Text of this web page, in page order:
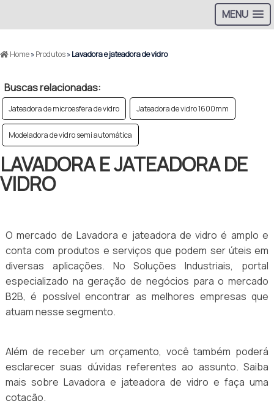
MENU
Home»Produtos»Lavadora e jateadora de vidro
Buscas relacionadas:
Jateadora de microesfera de vidro Jateadora de vidro 1600mm
Modeladora de vidro semi automática
LAVADORA E JATEADORA DE
VIDRO
O mercado de Lavadora e jateadora de vidro é amplo e
conta com produtos e serviços que podem ser úteis em
diversas aplicações. No Soluções Industriais, portal
especializado na geração de negócios para o mercado
B2B, é possível encontrar as melhores empresas que
atuam nesse segmento.
Além de receber um orçamento, você também poderá
esclarecer suas dúvidas referentes ao assunto. Saiba
mais sobre Lavadora e jateadora de vidro e faça uma
cotação.